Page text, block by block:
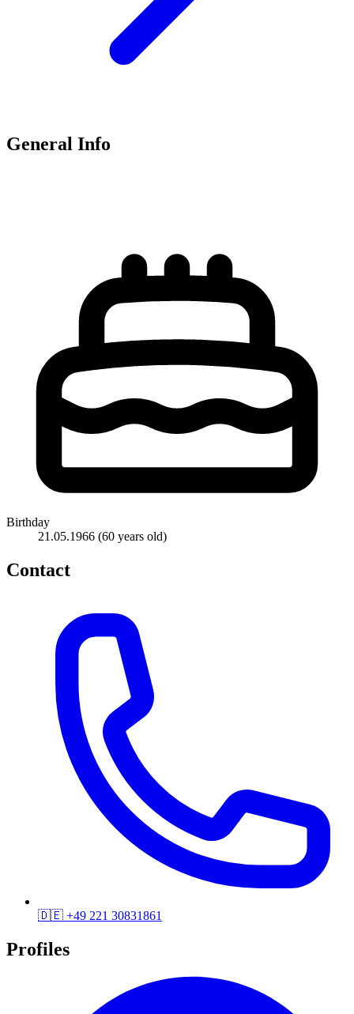
General Info
Birthday
21.05.1966 (60 years old)
Contact
🇩🇪 +49 221 30831861
Profiles